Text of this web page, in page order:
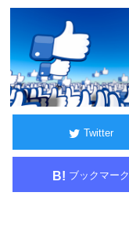
Twitter
B! ブックマーク